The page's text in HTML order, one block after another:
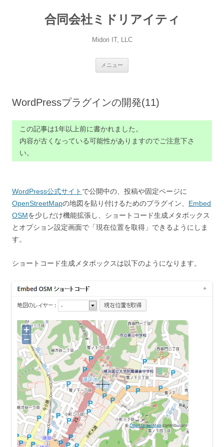
合同会社ミドリアイティ
Midori IT, LLC
メニュー
WordPressプラグインの開発(11)
この記事は1年以上前に書かれました。
内容が古くなっている可能性がありますのでご注意下さ
い。
WordPress公式サイト で公開中の、投稿や固定ページに
OpenStreetMapの地図を貼り付けるためのプラグイン、 Embed
OSMを少しだけ機能拡張し、ショートコード生成メタボックス
とオプション設定画面で「現在位置を取得」できるようにしま
す。
ショートコード生成メタボックスは以下のようになります。